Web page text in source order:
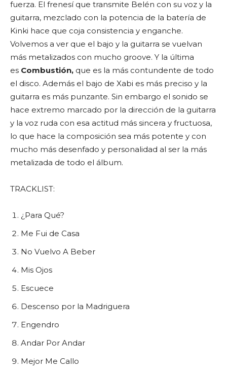
fuerza. El frenesí que transmite Belén con su voz y la
guitarra, mezclado con la potencia de la batería de
Kinki hace que coja consistencia y enganche.
Volvemos a ver que el bajo y la guitarra se vuelvan
más metalizados con mucho groove. Y la última
es Combustión, que es la más contundente de todo
el disco. Además el bajo de Xabi es más preciso y la
guitarra es más punzante. Sin embargo el sonido se
hace extremo marcado por la dirección de la guitarra
y la voz ruda con esa actitud más sincera y fructuosa,
lo que hace la composición sea más potente y con
mucho más desenfado y personalidad al ser la más
metalizada de todo el álbum.
TRACKLIST:
¿Para Qué?
Me Fui de Casa
No Vuelvo A Beber
Mis Ojos
Escuece
Descenso por la Madriguera
Engendro
Andar Por Andar
Mejor Me Callo